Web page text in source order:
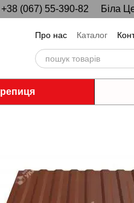
+38 (067) 55-390-82 Біла
Про нас Каталог